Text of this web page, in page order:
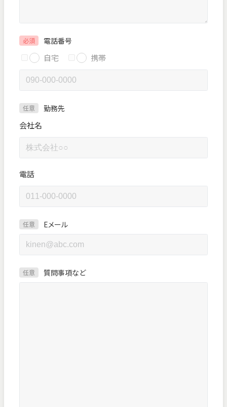
必須 電話番号
自宅 携帯
任意 勤務先
会社名
電話
任意 Eメール
任意 質問事項など